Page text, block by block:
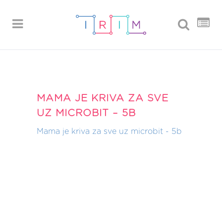
MAMA JE KRIVA ZA SVE
UZ MICROBIT – 5B
Mama je kriva za sve uz microbit - 5b